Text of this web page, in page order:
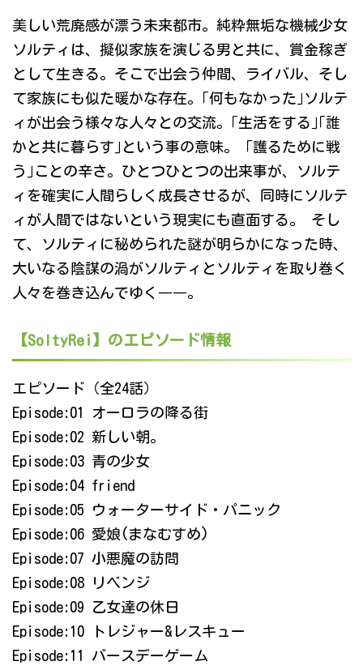
美しい荒廃感が漂う未来都市。純粋無垢な機械少女
ソルティは、擬似家族を演じる男と共に、賞金稼ぎ
として生きる。そこで出会う仲間、ライバル、そし
て家族にも似た暖かな存在。｢何もなかった｣ソルテ
ィが出会う様々な人々との交流。｢生活をする｣｢誰
かと共に暮らす｣という事の意味。 ｢護るために戦
う｣ことの辛さ。ひとつひとつの出来事が、ソルテ
ィを確実に人間らしく成長させるが、同時にソルテ
ィが人間ではないという現実にも直面する。 そし
て、ソルティに秘められた謎が明らかになった時、
大いなる陰謀の渦がソルティとソルティを取り巻く
人々を巻き込んでゆく――。
【SoltyRei】のエピソード情報
エピソード（全24話）
Episode:01 オーロラの降る街
Episode:02 新しい朝。
Episode:03 青の少女
Episode:04 friend
Episode:05 ウォーターサイド・パニック
Episode:06 愛娘(まなむすめ)
Episode:07 小悪魔の訪問
Episode:08 リベンジ
Episode:09 乙女達の休日
Episode:10 トレジャー&レスキュー
Episode:11 バースデーゲーム